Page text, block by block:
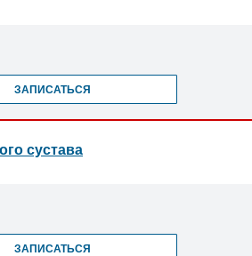
ЗАПИСАТЬСЯ
сустава
ЗАПИСАТЬСЯ